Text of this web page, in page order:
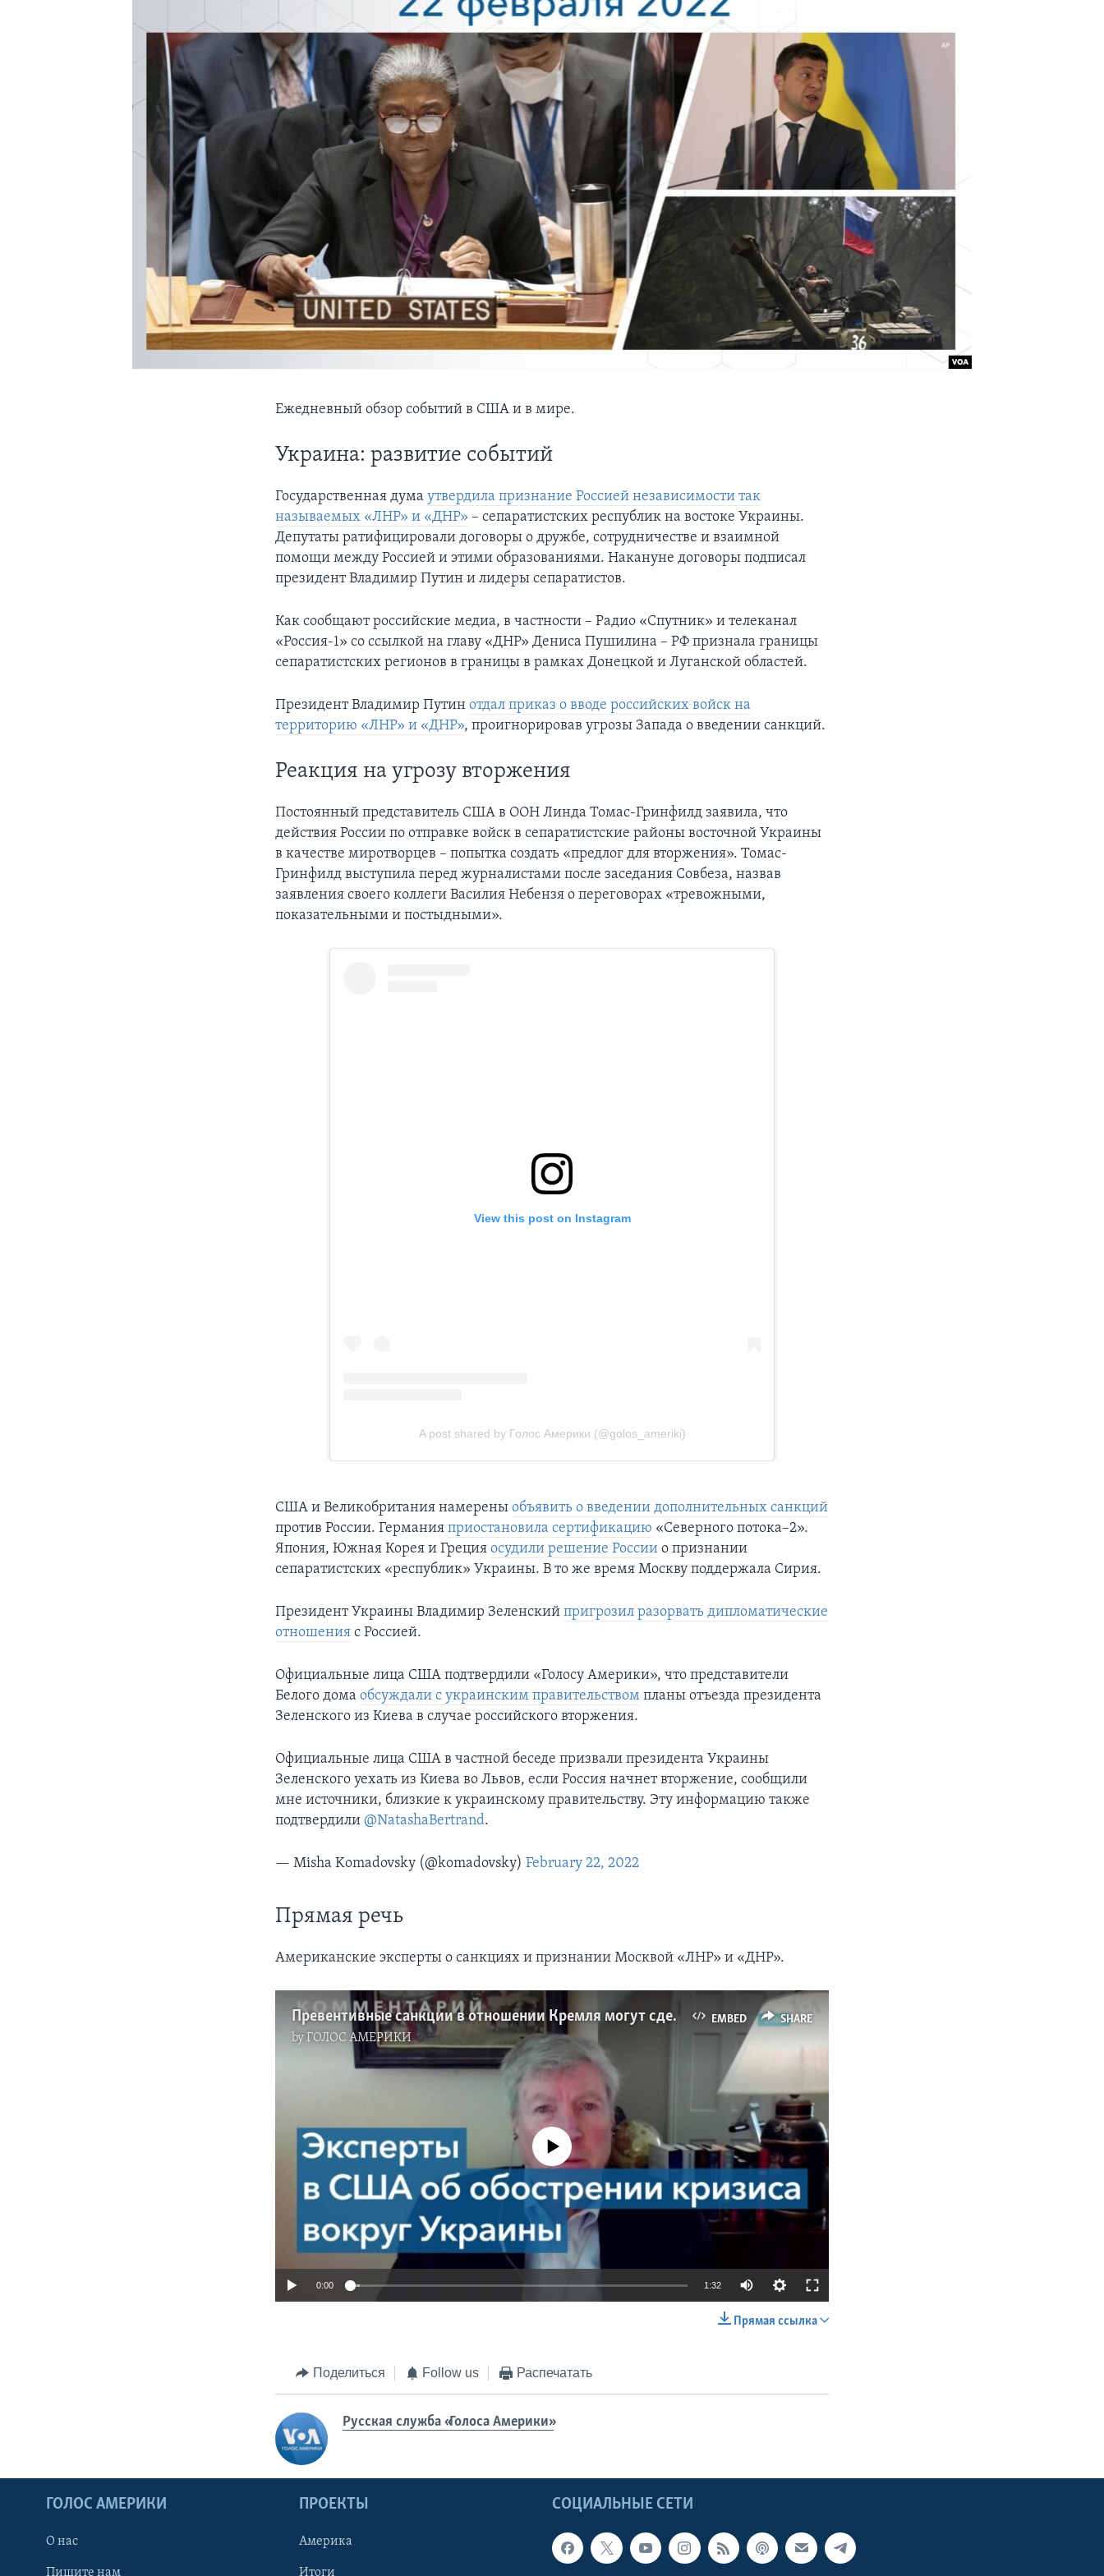
Ежедневный обзор событий в США и в мире.
Украина: развитие событий
Государственная думаутвердила признание Россией независимости так
называемых «ЛНР» и «ДНР» – сепаратистских республик на востоке Украины.
Депутаты ратифицировали договоры о дружбе, сотрудничестве и взаимной
помощи между Россией и этими образованиями. Накануне договоры подписал
президент Владимир Путин и лидеры сепаратистов.
Как сообщают российские медиа, в частности – Радио «Спутник» и телеканал
«Россия-1» со ссылкой на главу «ДНР» Дениса Пушилина – РФ признала границы
сепаратистских регионов в границы в рамках Донецкой и Луганской областей.
Президент Владимир Путинотдал приказ о вводе российских войск на
территорию «ЛНР» и «ДНР», проигнорировав угрозы Запада о введении санкций.
Реакция на угрозу вторжения
Постоянный представитель США в ООН Линда Томас-Гринфилд заявила, что
действия России по отправке войск в сепаратистские районы восточной Украины
в качестве миротворцев – попытка создать «предлог для вторжения». Томас-
Гринфилд выступила перед журналистами после заседания Совбеза, назвав
заявления своего коллеги Василия Небензя о переговорах «тревожными,
показательными и постыдными».
США и Великобритания намереныобъявить о введении дополнительных санкций
против России. Германияприостановила сертификацию «Северного потока–2».
Япония, Южная Корея и Грецияосудили решение России о признании
сепаратистских «республик» Украины. В то же время Москву поддержала Сирия.
Президент Украины Владимир Зеленскийпригрозил разорвать дипломатические
отношения с Россией.
Официальные лица США подтвердили «Голосу Америки», что представители
Белого домаобсуждали с украинским правительством планы отъезда президента
Зеленского из Киева в случае российского вторжения.
Официальные лица США в частной беседе призвали президента Украины
Зеленского уехать из Киева во Львов, если Россия начнет вторжение, сообщили
мне источники, близкие к украинскому правительству. Эту информацию также
подтвердили@NatashaBertrand.
— Misha Komadovsky (@komadovsky)February 22, 2022
Прямая речь
Американские эксперты о санкциях и признании Москвой «ЛНР» и «ДНР».
EMBED SHARE
Превентивные санкции в отношении Кремля могут сдержать российскую агрессию
byГОЛОС АМЕРИКИ
No media source currently available
0:00 1:32
Прямая ссылка
Поделиться Follow us Распечатать
Русская служба «Голоса Америки»
СОЦИАЛЬНЫЕ СЕТИ
ГОЛОС АМЕРИКИ
О нас
Пишите нам
ПРОЕКТЫ
Америка
Итоги